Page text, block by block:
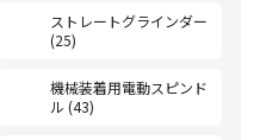
ストレートグラインダー
(25)
機械装着用電動スピンド
ル (43)